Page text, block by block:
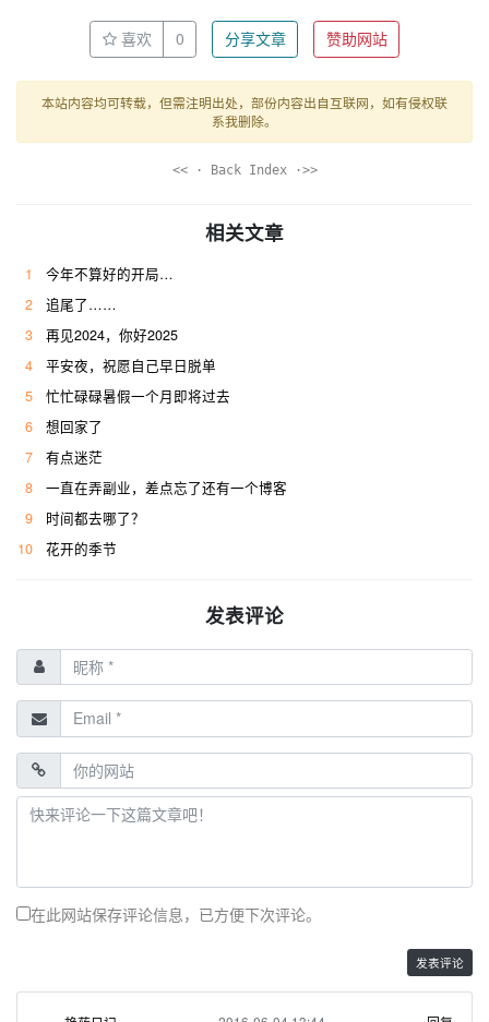
喜欢 0 分享文章 赞助网站
本站内容均可转载，但需注明出处，部份内容出自互联网，如有侵权联
系我删除。
<< · Back Index ·>>
相关文章
1
今年不算好的开局…
2
追尾了……
3
再见2024，你好2025
4
平安夜，祝愿自己早日脱单
5
忙忙碌碌暑假一个月即将过去
6
想回家了
7
有点迷茫
8
一直在弄副业，差点忘了还有一个博客
9
时间都去哪了？
10
花开的季节
发表评论
在此网站保存评论信息，已方便下次评论。